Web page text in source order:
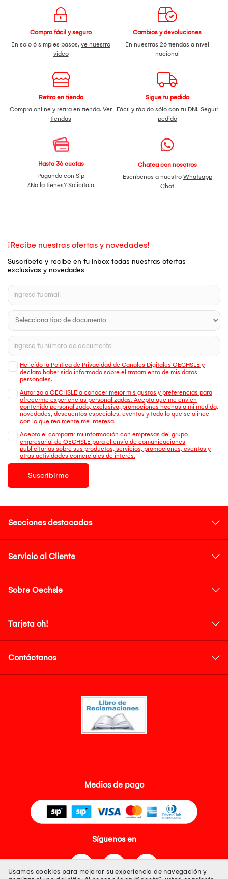
Compra fácil y seguro
En solo 6 simples pasos, ve nuestro
video
Cambios y devoluciones
En nuestras 26 tiendas a nivel
nacional
Retiro en tienda
Compra online y retira en tienda. Ver
tiendas
Sigue tu pedido
Fácil y rápido sólo con tu DNI. Seguir
pedido
Hasta 36 cuotas
Pagando con Sip
¿No la tienes? Solicítala
Chatea con nosotros
Escríbenos a nuestro Whatsapp
Chat
¡Recibe nuestras ofertas y novedades!
Suscríbete y recibe en tu inbox todas nuestras ofertas
exclusivas y novedades
He leído la Política de Privacidad de Canales Digitales OECHSLE y
declaro haber sido informado sobre el tratamiento de mis datos
personales.
Autorizo a OECHSLE a conocer mejor mis gustos y preferencias para
ofrecerme experiencias personalizadas. Acepto que me envien
contenido personalizado, exclusivo, promociones hechas a mi medida,
novedades, descuentos especiales, eventos y todo lo que se alinee
con lo que realmente me interesa.
Acepto el compartir mi información con empresas del grupo
empresarial de OECHSLE para el envío de comunicaciones
publicitarias sobre sus productos, servicios, promociones, eventos y
otras actividades comerciales de interés.
Suscribirme
Secciones destacadas
Servicio al Cliente
Sobre Oechsle
Tarjeta oh!
Contáctanos
Medios de pago
Síguenos en
Usamos cookies para mejorar su experiencia de navegación y